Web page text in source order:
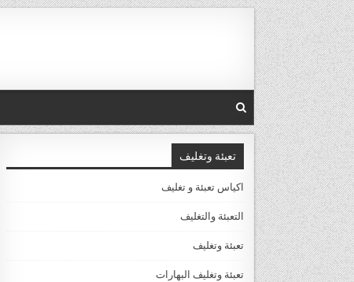
Skip
to
content
تعبئة وتغليف
اكياس تعبئة و تغليف
التعبئة والتغليف
تعبئة وتغليف
تعبئة وتغليف البهارات